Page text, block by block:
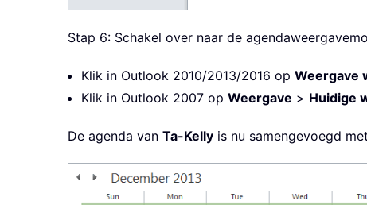
Stap 6: Schakel over naar de
Klik in Outlook 2010/2013/2016 op Weergave
Klik in Outlook 2007 op Weergave > Huidige
De agenda van Ta-Kelly is nu samengevoegd